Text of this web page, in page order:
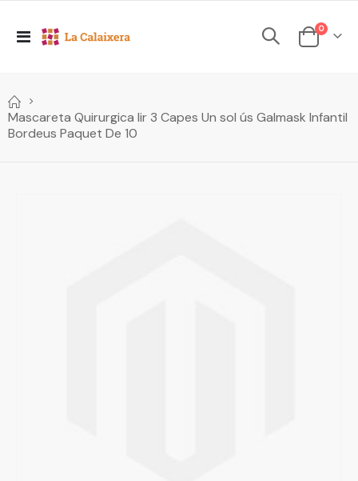
Toggle
Cesta
0elements
Mascareta Quirurgica Iir 3 Capes Un sol ús Galmask Infantil
Bordeus Paquet De 10